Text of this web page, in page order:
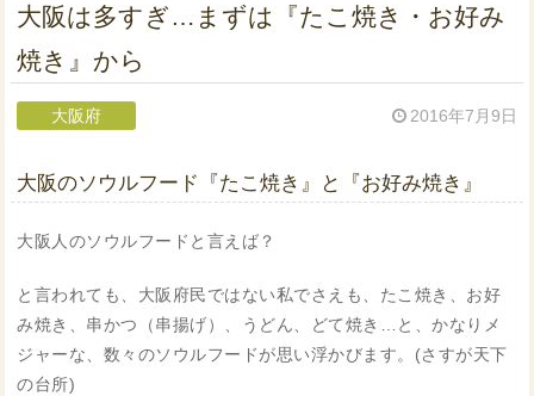
大阪は多すぎ…まずは『たこ焼き・お好み
焼き』から
大阪府 2016年7月9日
大阪のソウルフード『たこ焼き』と『お好み焼き』
大阪人のソウルフードと言えば？
と言われても、大阪府民ではない私でさえも、たこ焼き、お好
み焼き、串かつ（串揚げ）、うどん、どて焼き…と、かなりメ
ジャーな、数々のソウルフードが思い浮かびます。(さすが天下
の台所)